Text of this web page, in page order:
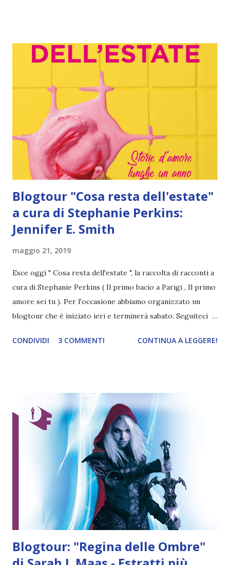
Storie da brividi Autore: autori vari Pagine: 396 Editore:
brivido di terrore che vi corre lungo la schiena quando
leggete un libro? Quella tensione che irrigidisce ogni
singolo muscolo del vostro corpo e vi toglie il respiro?
Allora siete nel posto giusto. Età di lettura: da 10 anni.
Recensione "La miglior vendetta" di R. L. Stine Chi mi segue
da un po' sa già che da ...
Blogtour "Cosa resta dell'estate"
a cura di Stephanie Perkins:
Jennifer E. Smith
maggio 21, 2019
Esce oggi " Cosa resta dell'estate ", la raccolta di racconti a
cura di Stephanie Perkins ( Il primo bacio a Parigi , Il primo
amore sei tu ). Per l'occasione abbiamo organizzato un
blogtour che è iniziato ieri e terminerà sabato. Seguiteci
partecipato alla raccolta! Titolo: Cosa resta dell'estate
Grossman, Libba Bray, Jon Skovron Pagine: 445 Editore:
Dea Planeta Anno: 2019 Acquista il libro Sarà per colpa delle
lunghe giornate oziose o forse del caldo insopportabile
che manda tutti fuori di testa, ma non esiste momento
migliore dell'estate per innamorarsi. Ne sono convinti
anche Veronica Roth, Cassandra Clare e altri dieci autori
internazionali che ci regalano questa raccolta di racconti.
Dodici storie romantiche, unite dal doppio...
CONDIVIDI 3 COMMENTI CONTINUA A LEGGERE!
Blogtour: "Regina delle Ombre"